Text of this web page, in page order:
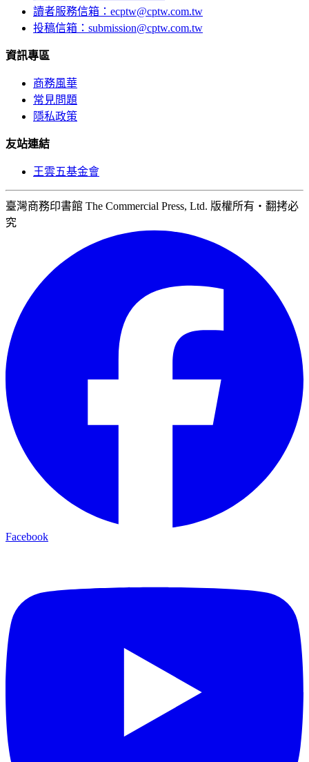
讀者服務信箱：ecptw@cptw.com.tw
投稿信箱： submission@cptw.com.tw
資訊專區
商務風華
常見問題
隱私政策
友站連結
王雲五基金會
臺灣商務印書館 The Commercial Press, Ltd. 版權所有‧翻拷必
究
Facebook